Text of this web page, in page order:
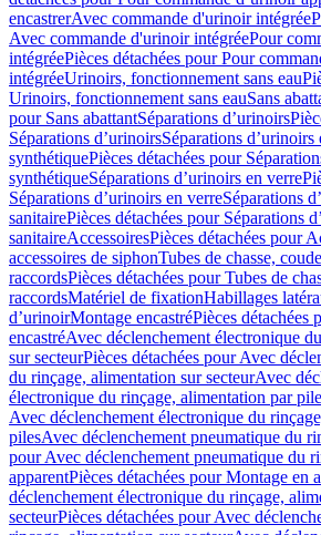
encastrerAvec commande d'urinoir intégrée
Avec commande d'urinoir intégréePour
intégréePièces détachées pour Pour
intégréeUrinoirs, fonctionnement sans eau
Urinoirs, fonctionnement sans eauSans
pour Sans abattantSéparations d’urinoirs
Séparations d’urinoirsSéparations d’urinoirs
synthétiquePièces détachées pour
synthétiqueSéparations d’urinoirs en verre
Séparations d’urinoirs en verreSéparations
sanitairePièces détachées pour Séparations
sanitaireAccessoiresPièces détachées pour
accessoires de siphonTubes de chasse,
raccordsPièces détachées pour Tubes de
raccordsMatériel de fixationHabillages
dʼurinoirMontage encastréPièces détachées
encastréAvec déclenchement électronique
sur secteurPièces détachées pour Avec
du rinçage, alimentation sur secteurAvec
électronique du rinçage, alimentation par
Avec déclenchement électronique du
pilesAvec déclenchement pneumatique du
pour Avec déclenchement pneumatique du
apparentPièces détachées pour Montage en
déclenchement électronique du rinçage,
secteurPièces détachées pour Avec